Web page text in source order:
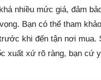
nhiều mức giá, đảm
Bạn có thể tham
khi đến tận nơi mua.
xuất xứ rõ ràng, bạn cứ